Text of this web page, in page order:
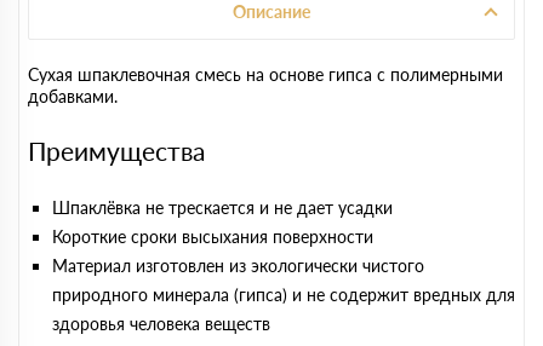
Описание
Сухая шпаклевочная смесь на основе гипса с полимерными
добавками.
Преимущества
Шпаклёвка не трескается и не дает усадки
Короткие сроки высыхания поверхности
Материал изготовлен из экологически чистого
природного минерала (гипса) и не содержит вредных для
здоровья человека веществ